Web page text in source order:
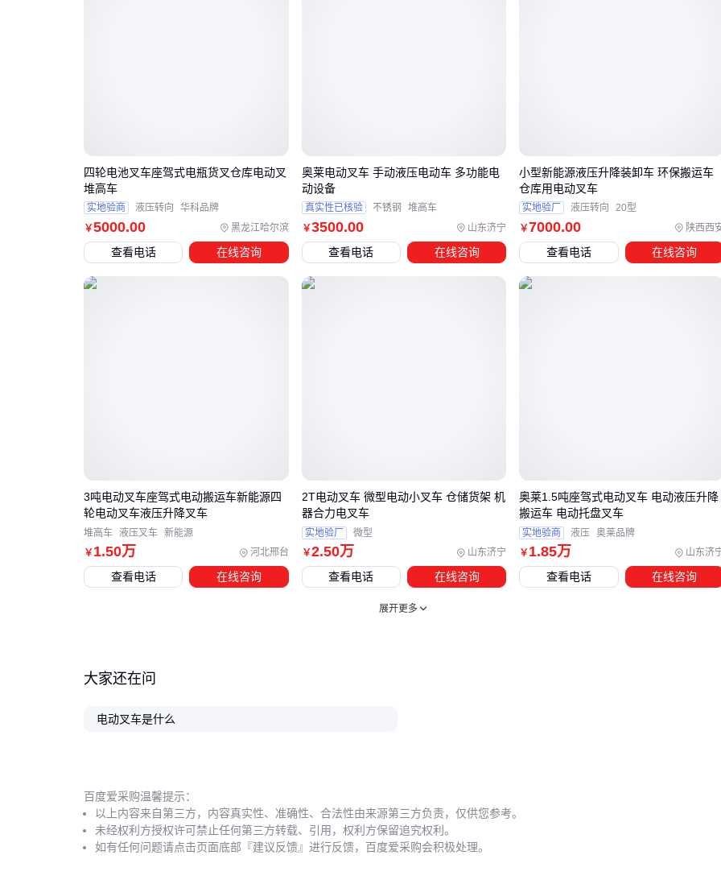
间。
⚡ 结论：通道宽度、载荷重量、提升高度三个参数决定80%的
安全警示：在视觉死角加装叉车安全警示灯
能降低人车碰
配套投入约占主机价格的15-30%，但能显著延长设
寿命
五、如何让电动叉车在窄巷道发挥最大效能？
定期保养：每月检查液压油位，每季度润滑门架链条
⚡ 结论：正确的操作习惯能让设备寿命延长3-5年
￥5000.00 黑龙江哈尔滨
四轮电池叉车座驾式电瓶货叉仓库电动叉
堆高车
实地验商 液压转向 华科品牌
查看电话 在线咨询
￥3500.00 山东济宁
奥莱电动叉车 手动液压电动车 多功能电
动设备
真实性已核验 不锈钢 堆高车
查看电话 在线咨询
￥7000.00 陕西西
小型新能源液压升降装卸车 环保搬运车
仓库用电动叉车
实地验厂 液压转向 20型
查看电话 在线咨询
￥ 1.50万 河北邢台
3吨电动叉车座驾式电动搬运车新能源四
轮电动叉车液压升降叉车
堆高车 液压叉车 新能源
查看电话 在线咨询
￥2.50万 山东济宁
2T电动叉车 微型电动小叉车 仓储货架 机
器合力电叉车
实地验厂 微型
查看电话 在线咨询
￥ 1.85万 山东济
奥莱1.5吨座驾式电动叉车 电动液压升降
搬运车 电动托盘叉车
实地验商 液压 奥莱品牌
查看电话 在线咨询
展开更多
大家还在问
电动叉车是什么
百度爱采购温馨提示：
以上内容来自第三方，内容真实性、准确性、合法性由来源第三方负责，仅供您参考。
未经权利方授权许可禁止任何第三方转载、引用，权利方保留追究权利。
如有任何问题请点击页面底部『建议反馈』进行反馈，百度爱采购会积极处理。